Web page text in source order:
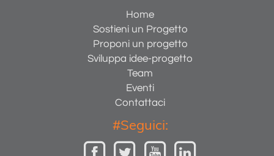
Home
Sostieni un Progetto
Proponi un progetto
Sviluppa idee-progetto
Team
Eventi
Contattaci
#Seguici: